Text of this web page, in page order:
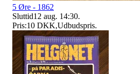
5 Øre - 1862
Sluttid12 aug. 14:30.
Pris:10 DKK,Udbudspris.